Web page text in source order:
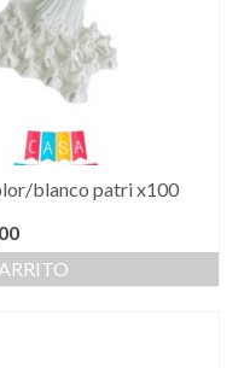
blanco patri x100